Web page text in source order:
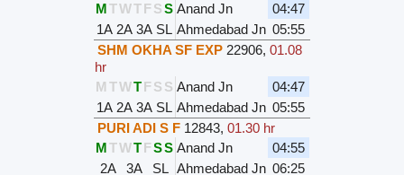
M TWTFS S Anand Jn
04:47
1A 2A 3A SL Ahmedabad Jn 05:55
SHM OKHA SF EXP 22906,01.08
hr
M TWTFS S Anand Jn
04:47
1A 2A 3A SL Ahmedabad Jn 05:55
PURI ADI S F 12843,01.30 hr
M TWTFSS Anand Jn
04:55
2A
3A SL Ahmedabad Jn 06:25